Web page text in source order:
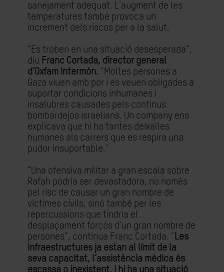
sanejament adequat. L’augment de les
temperatures també provoca un
increment dels riscos per a la salut.
“Es troben en una situació desesperada”,
diu Franc Cortada, director general
d’Oxfam Intermón. “Moltes persones a
Gaza viuen amb por i es veuen obligades a
suportar condicions inhumanes i
insalubres causades pels continus
bombardejos israelians. Un company ens
explicava que hi ha tantes deixalles
humanes als carrers que es respira una
pudor insuportable.”
“Una ofensiva militar a gran escala sobre
Rafah podria ser devastadora, no només
pel risc de causar un gran nombre de
víctimes civils, sinó també per les
repercussions que tindria el
desplaçament forçós d’un gran nombre de
persones”, continua Franc Cortada. “ Les
infraestructures ja estan al límit de la
seva capacitat, l’assistència mèdica és
escassa o inexistent, i hi ha una situació